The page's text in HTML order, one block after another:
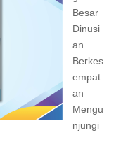
Besar
Dinusi
an
Berkes
empat
an
Mengu
njungi